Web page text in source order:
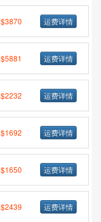
$3870 运费详情
$5881 运费详情
$2232 运费详情
$1692 运费详情
$1650 运费详情
$2439 运费详情